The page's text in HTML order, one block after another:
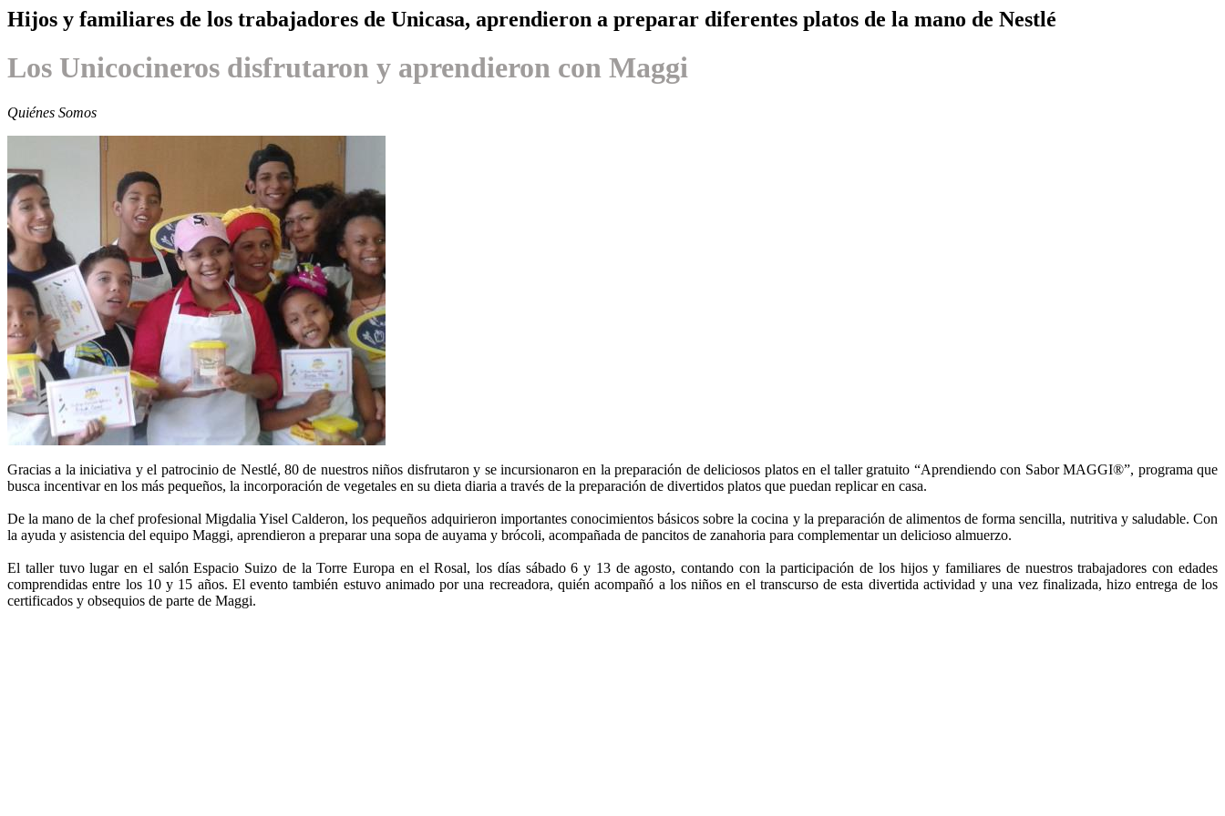
Hijos y familiares de los trabajadores de Unicasa, aprendieron a preparar diferentes platos de la mano de Nestlé
Los Unicocineros disfrutaron y aprendieron con Maggi
Quiénes Somos
Gracias a la iniciativa y el patrocinio de Nestlé, 80 de nuestros niños disfrutaron y se incursionaron en la preparación de deliciosos platos en el taller gratuito “Aprendiendo con Sabor MAGGI®”, programa que
busca incentivar en los más pequeños, la incorporación de vegetales en su dieta diaria a través de la preparación de divertidos platos que puedan replicar en casa.
De la mano de la chef profesional Migdalia Yisel Calderon, los pequeños adquirieron importantes conocimientos básicos sobre la cocina y la preparación de alimentos de forma sencilla, nutritiva y saludable. Con
la ayuda y asistencia del equipo Maggi, aprendieron a preparar una sopa de auyama y brócoli, acompañada de pancitos de zanahoria para complementar un delicioso almuerzo.
El taller tuvo lugar en el salón Espacio Suizo de la Torre Europa en el Rosal, los días sábado 6 y 13 de agosto, contando con la participación de los hijos y familiares de nuestros trabajadores con edades
comprendidas entre los 10 y 15 años. El evento también estuvo animado por una recreadora, quién acompañó a los niños en el transcurso de esta divertida actividad y una vez finalizada, hizo entrega de los
certificados y obsequios de parte de Maggi.